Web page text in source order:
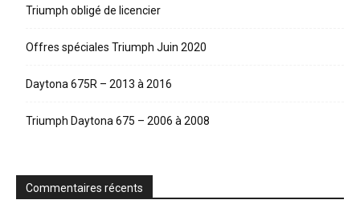
Triumph obligé de licencier
Offres spéciales Triumph Juin 2020
Daytona 675R – 2013 à 2016
Triumph Daytona 675 – 2006 à 2008
Commentaires récents